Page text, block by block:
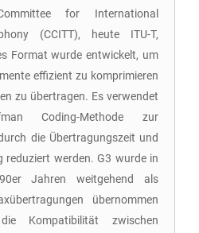
for International
(CCITT), heute ITU-T,
Format wurde entwickelt, um
effizient zu komprimieren
zu übertragen. Es verwendet
Coding-Methode zur
die Übertragungszeit und
reduziert werden. G3 wurde in
Jahren weitgehend als
übernommen
Kompatibilität zwischen